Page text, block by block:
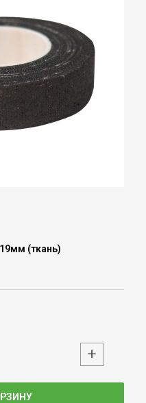
(ткань)
+